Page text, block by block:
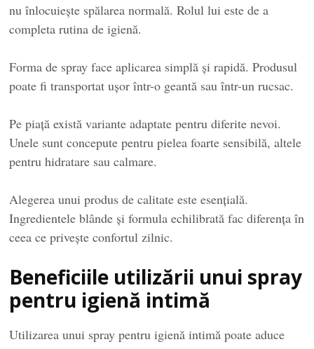
nu înlocuiește spălarea normală. Rolul lui este de a
completa rutina de igienă.
Forma de spray face aplicarea simplă și rapidă. Produsul
poate fi transportat ușor într-o geantă sau într-un rucsac.
Pe piață există variante adaptate pentru diferite nevoi.
Unele sunt concepute pentru pielea foarte sensibilă, altele
pentru hidratare sau calmare.
Alegerea unui produs de calitate este esențială.
Ingredientele blânde și formula echilibrată fac diferența în
ceea ce privește confortul zilnic.
Beneficiile utilizării unui spray
pentru igienă intimă
Utilizarea unui spray pentru igienă intimă poate aduce